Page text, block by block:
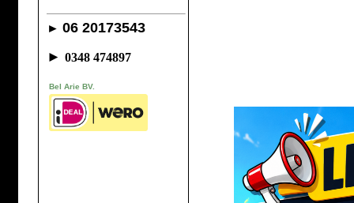
► 06 20173543
► 0348 474897
Bel Arie BV.